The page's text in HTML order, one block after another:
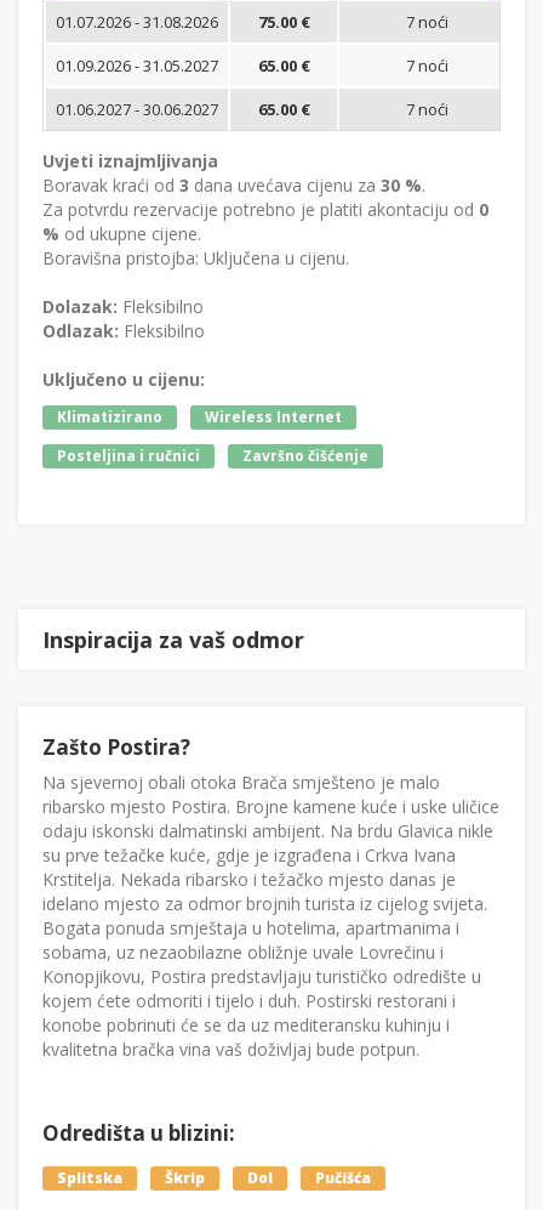
01.07.2026 - 31.08.2026
75.00 € 7 noći
01.09.2026 - 31.05.2027
65.00 € 7 noći
01.06.2027 - 30.06.2027
65.00 € 7 noći
Uvjeti iznajmljivanja
Boravak kraći od 3 dana uvećava cijenu za 30 %.
Za potvrdu rezervacije potrebno je platiti akontaciju od 0
% od ukupne cijene.
Boravišna pristojba: Uključena u cijenu.
Dolazak: Fleksibilno
Odlazak: Fleksibilno
Uključeno u cijenu:
Klimatizirano
Wireless Internet
Posteljina i ručnici
Završno čišćenje
Inspiracija za vaš odmor
Zašto Postira?
Na sjevernoj obali otoka Brača smješteno je malo
ribarsko mjesto Postira. Brojne kamene kuće i uske uličice
odaju iskonski dalmatinski ambijent. Na brdu Glavica nikle
su prve težačke kuće, gdje je izgrađena i Crkva Ivana
Krstitelja. Nekada ribarsko i težačko mjesto danas je
idelano mjesto za odmor brojnih turista iz cijelog svijeta.
Bogata ponuda smještaja u hotelima, apartmanima i
sobama, uz nezaobilazne obližnje uvale Lovrečinu i
Konopjikovu, Postira predstavljaju turističko odredište u
kojem ćete odmoriti i tijelo i duh. Postirski restorani i
konobe pobrinuti će se da uz mediteransku kuhinju i
kvalitetna bračka vina vaš doživljaj bude potpun.
Odredišta u blizini:
Splitska Škrip Dol Pučišća